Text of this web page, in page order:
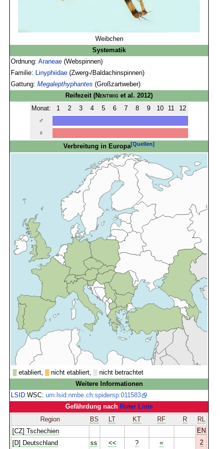
Weibchen
Systematik
Ordnung:Araneae (Webspinnen)
Familie:
Linyphiidae (Zwerg-/Baldachinspinnen)
Gattung:Megalepthyphantes (Großzartweber)
Reifezeit(Nentwig et al. 2012)
Monat:
1 2 3 4 5 6 7 8 9 10 11
12
♂
♀
Verbreitung in Europa[Quellen]
etabliert, nicht etabliert,
nicht betrachtet
Weitere Informationen
LSID WSC:urn:lsid:nmbe.ch:spidersp:011583
Gefährdung nach Roter Liste
Region
BS LT KT RF R
RL
[CZ] Tschechien
EN
[D] Deutschland
ss << ? =
2